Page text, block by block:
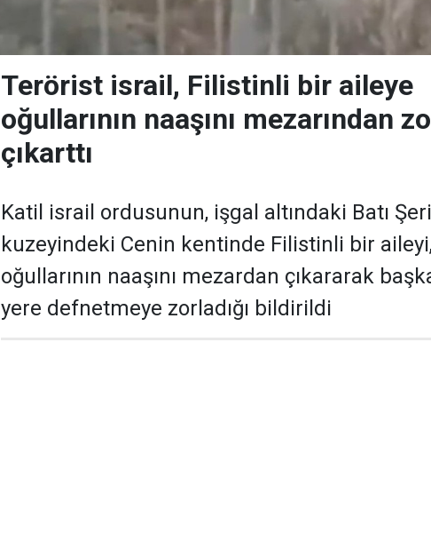
Terörist israil, Filistinli bir aileye
oğullarının naaşını mezarından
çıkarttı
Katil israil ordusunun, işgal altındaki Batı
kuzeyindeki Cenin kentinde Filistinli bir
oğullarının naaşını mezardan çıkararak
yere defnetmeye zorladığı bildirildi